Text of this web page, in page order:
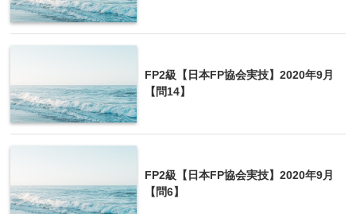
FP2級【日本FP協会実技】2020年9月
【問14】
FP2級【日本FP協会実技】2020年9月
【問6】